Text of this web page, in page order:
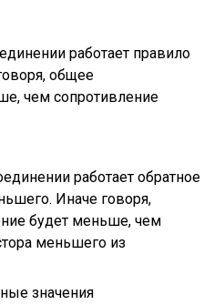
работает правило
общее
чем сопротивление
работает обратное
Иначе говоря,
будет меньше, чем
меньшего из
значения